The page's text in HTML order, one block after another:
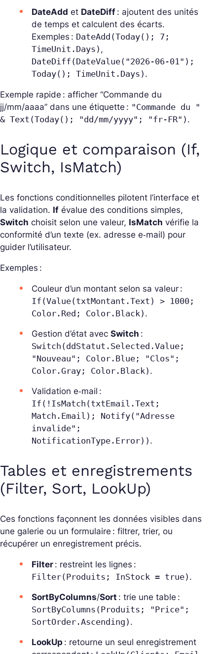
DateAdd et DateDiff : ajoutent des unités
de temps et calculent des écarts.
Exemples : DateAdd(Today(); 7;
TimeUnit.Days) ,
DateDiff(DateValue("2026-06-01");
Today(); TimeUnit.Days) .
Exemple rapide : afficher “Commande du
jj/mm/aaaa” dans une étiquette : "Commande du "
& Text(Today(); "dd/mm/yyyy"; "fr-FR") .
Logique et comparaison (If,
Switch, IsMatch)
Les fonctions conditionnelles pilotent l’interface et
la validation. If évalue des conditions simples,
Switch choisit selon une valeur, IsMatch vérifie la
conformité d’un texte (ex. adresse e‑mail) pour
guider l’utilisateur.
Exemples :
Couleur d’un montant selon sa valeur :
If(Value(txtMontant.Text) > 1000;
Color.Red; Color.Black) .
Gestion d’état avec Switch :
Switch(ddStatut.Selected.Value;
"Nouveau"; Color.Blue; "Clos";
Color.Gray; Color.Black) .
Validation e‑mail :
If(!IsMatch(txtEmail.Text;
Match.Email); Notify("Adresse
invalide";
NotificationType.Error)) .
Tables et enregistrements
(Filter, Sort, LookUp)
Ces fonctions façonnent les données visibles dans
une galerie ou un formulaire : filtrer, trier, ou
récupérer un enregistrement précis.
Filter : restreint les lignes :
Filter(Produits; InStock = true) .
SortByColumns/Sort : trie une table :
SortByColumns(Produits; "Price";
SortOrder.Ascending) .
LookUp : retourne un seul enregistrement